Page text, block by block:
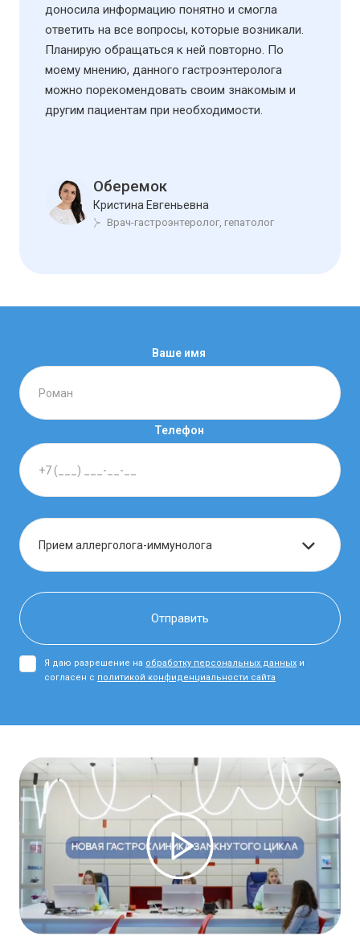
доносила информацию понятно и смогла
ответить на все вопросы, которые возникали.
Планирую обращаться к ней повторно. По
моему мнению, данного гастроэнтеролога
можно порекомендовать своим знакомым и
другим пациентам при необходимости.
Оберемок
Кристина Евгеньевна
Врач-гастроэнтеролог, гепатолог
Ваше имя
Телефон
Я даю разрешение на обработку персональных данных и
согласен с политикой конфиденциальности сайта